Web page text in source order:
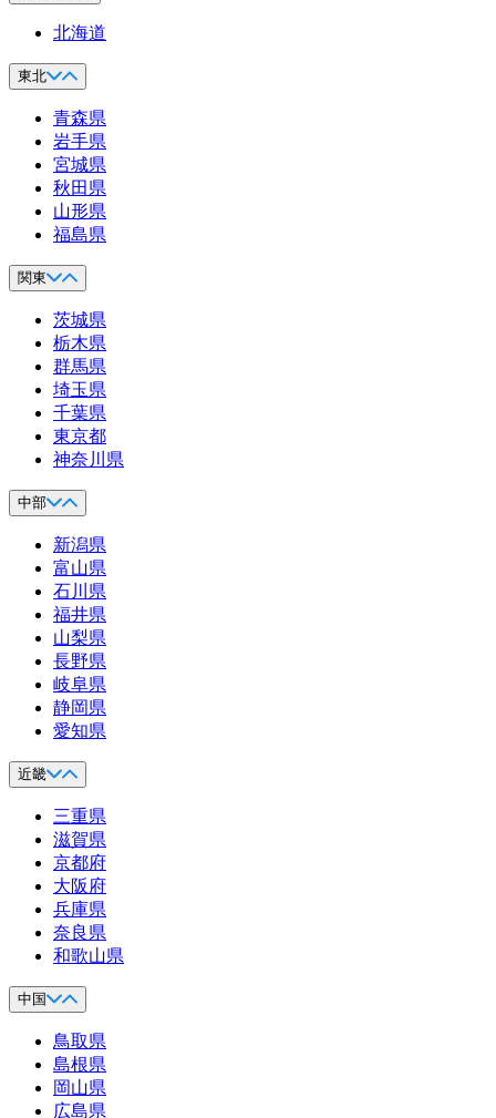
北海道
東北
青森県
岩手県
宮城県
秋田県
山形県
福島県
関東
茨城県
栃木県
群馬県
埼玉県
千葉県
東京都
神奈川県
中部
新潟県
富山県
石川県
福井県
山梨県
長野県
岐阜県
静岡県
愛知県
近畿
三重県
滋賀県
京都府
大阪府
兵庫県
奈良県
和歌山県
中国
鳥取県
島根県
岡山県
広島県